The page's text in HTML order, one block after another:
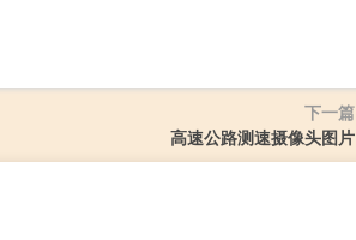
下一篇
高速公路测速摄像头图片